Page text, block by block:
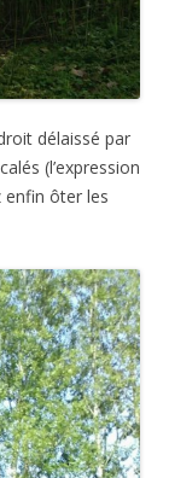
délaissé par
(l’expression
enfin ôter les